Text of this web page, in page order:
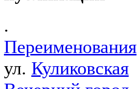
.
Переименования
ул. Куликовская